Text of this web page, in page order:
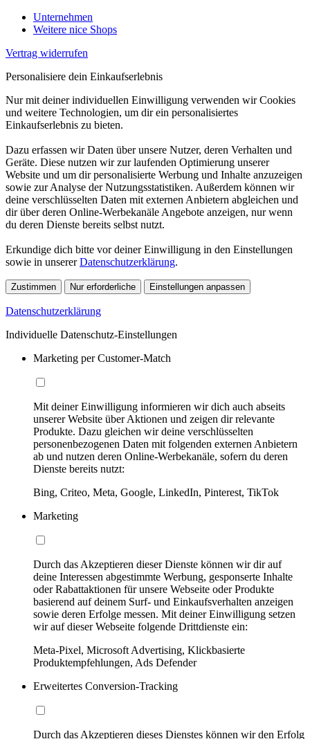
Unternehmen
Weitere nice Shops
Vertrag widerrufen
Personalisiere dein Einkaufserlebnis
Nur mit deiner individuellen Einwilligung verwenden wir Cookies
und weitere Technologien, um dir ein personalisiertes
Einkaufserlebnis zu bieten.
Dazu erfassen wir Daten über unsere Nutzer, deren Verhalten und
Geräte. Diese nutzen wir zur laufenden Optimierung unserer
Website und um dir personalisierte Werbung und Inhalte anzuzeigen
sowie zur Analyse der Nutzungsstatistiken. Außerdem können wir
deine verschlüsselten Daten mit externen Anbietern abgleichen und
dir über deren Online-Werbekanäle Angebote anzeigen, nur wenn
du deren Dienste bereits selbst nutzt.
Erkundige dich bitte vor deiner Einwilligung in den Einstellungen
sowie in unsererDatenschutzerklärung.
Zustimmen Nur erforderliche Einstellungen anpassen
Datenschutzerklärung
Individuelle Datenschutz-Einstellungen
Marketing per Customer-Match
Mit deiner Einwilligung informieren wir dich auch abseits
unserer Website über Aktionen und zeigen dir relevante
Produkte. Dazu gleichen wir deine verschlüsselten
personenbezogenen Daten mit folgenden externen Anbietern
ab und nutzen deren Online-Werbekanäle, sofern du deren
Dienste bereits nutzt:
Bing, Criteo, Meta, Google, LinkedIn, Pinterest, TikTok
Marketing
Durch das Akzeptieren dieser Dienste können wir dir auf
deine Interessen abgestimmte Werbung, gesponserte Inhalte
oder Rabattaktionen für unsere Webseite oder Produkte
basierend auf deinem Surf- und Einkaufsverhalten anzeigen
sowie deren Erfolge messen. Mit deiner Einwilligung setzen
wir auf dieser Webseite folgende Drittdienste ein:
Meta-Pixel, Microsoft Advertising, Klickbasierte
Produktempfehlungen, Ads Defender
Erweitertes Conversion-Tracking
Durch das Akzeptieren dieses Dienstes können wir den Erfolg